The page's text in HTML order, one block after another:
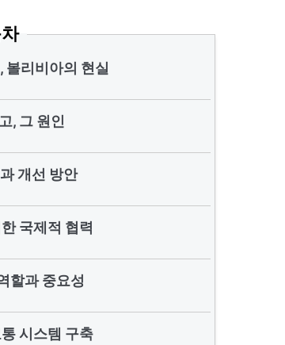
볼리비아의 현실
, 그 원인
개선 방안
국제적 협력
할과 중요성
시스템 구축